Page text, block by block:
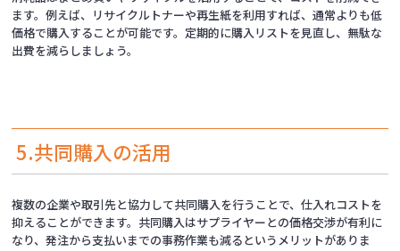
ます。例えば、リサイクルトナーや再生紙を利用すれば、通常よりも低
価格で購入することが可能です。定期的に購入リストを見直し、無駄な
出費を減らしましょう。
5.共同購入の活用
複数の企業や取引先と協力して共同購入を行うことで、仕入れコストを
抑えることができます。共同購入はサプライヤーとの価格交渉が有利に
なり、発注から支払いまでの事務作業も減るというメリットがありま